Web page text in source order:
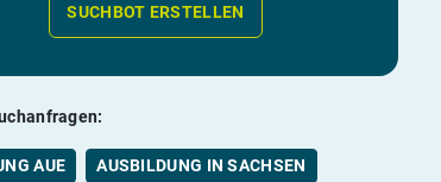
SUCHBOT ERSTELLEN
AUE AUSBILDUNG IN SACHSEN